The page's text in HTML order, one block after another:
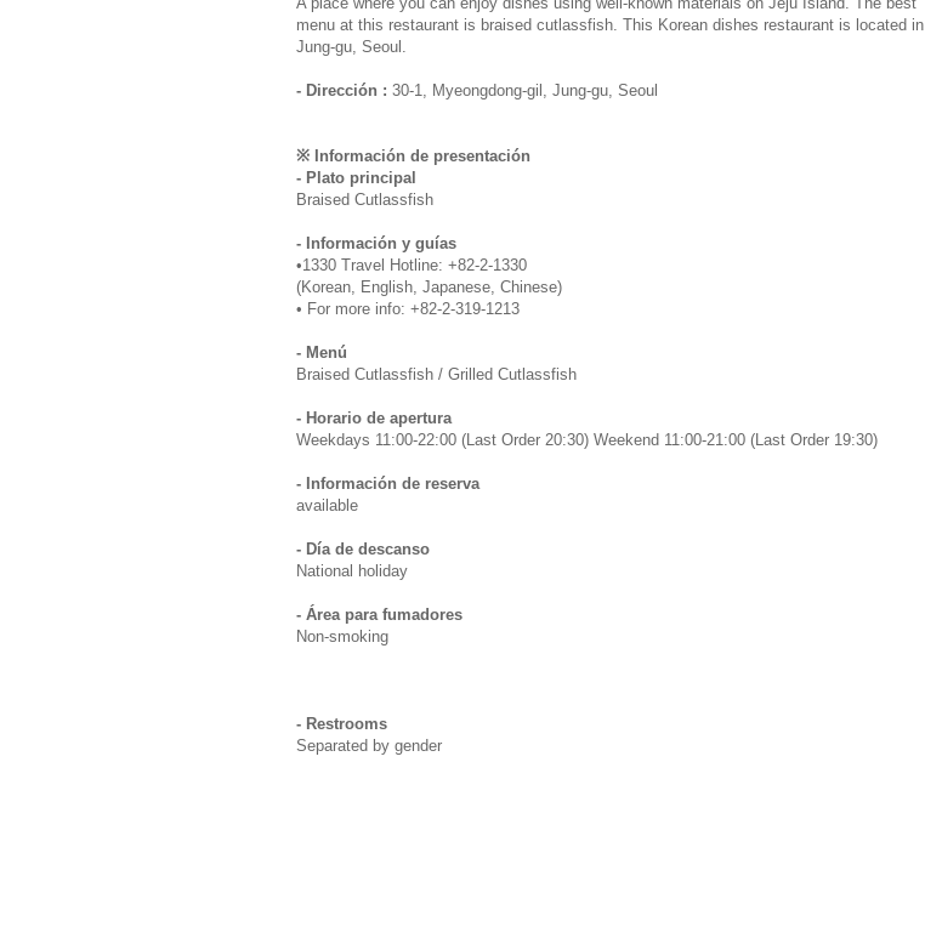
menu at this restaurant is braised cutlassfish. This Korean dishes restaurant is located in
Jung-gu, Seoul.
- Dirección : 30-1, Myeongdong-gil, Jung-gu, Seoul
※ Información de presentación
- Plato principal
Braised Cutlassfish
- Información y guías
•1330 Travel Hotline: +82-2-1330
(Korean, English, Japanese, Chinese)
• For more info: +82-2-319-1213
- Menú
Braised Cutlassfish / Grilled Cutlassfish
- Horario de apertura
Weekdays 11:00-22:00 (Last Order 20:30) Weekend 11:00-21:00 (Last Order 19:30)
- Información de reserva
available
- Día de descanso
National holiday
- Área para fumadores
Non-smoking
- Restrooms
Separated by gender